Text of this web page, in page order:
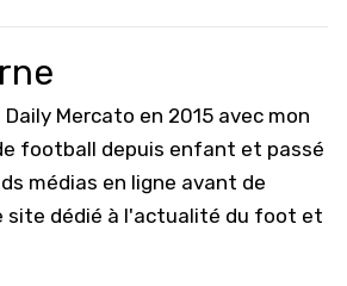
Mercato en 2015 avec mon
football depuis enfant et passé
médias en ligne avant de
site dédié à l'actualité du foot et